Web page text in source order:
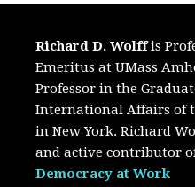
Richard D. Wolffis
Emeritus at UMass
Professor in the
International Affairs of
in New York. Richard
and active contributor
Democracy at Work